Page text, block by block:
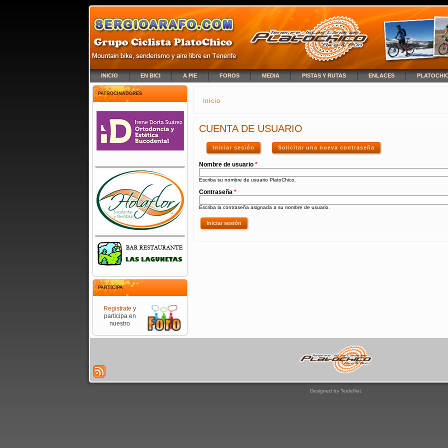
INICIO EN BICI A PIE FOROS MEDIA PISTAS Y RUTAS ENLACES
PATROCINADORES
PARTICIPA
Registrate y
participa en
nuestro
SE ENCUENTRA USTED AQUÍ
Inicio
CUENTA DE USUARIO
Iniciar sesión (solapa activa)Solicitar una nueva contraseña
Nombre de usuario *
Escriba su nombre de usuario PlatoChico.
Contraseña *
Escriba la contraseña asignada a su nombre de usuario.
Designed by TeideNet.